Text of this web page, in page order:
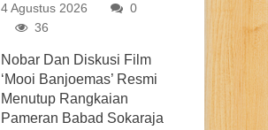
4 Agustus 2026
0
36
Nobar Dan Diskusi Film
‘Mooi Banjoemas’ Resmi
Menutup Rangkaian
Pameran Babad Sokaraja